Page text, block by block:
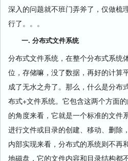
深入的问题就不班门弄斧了，仅做梳
行了。。。
一. 分布式文件系统
分布式文件系统，在整个分布式系统
位，存储嘛，没了数据，再好的计算
成了无水之舟了。那么，什么是分布
布式+文件系统。它包含这两个方面
的角度来看，它就是一个标准的文件
进行文件或目录的创建、移动、删除
内部实现来看，分布式的系统则不再
地磁盘，它的文件内容和目录结构都